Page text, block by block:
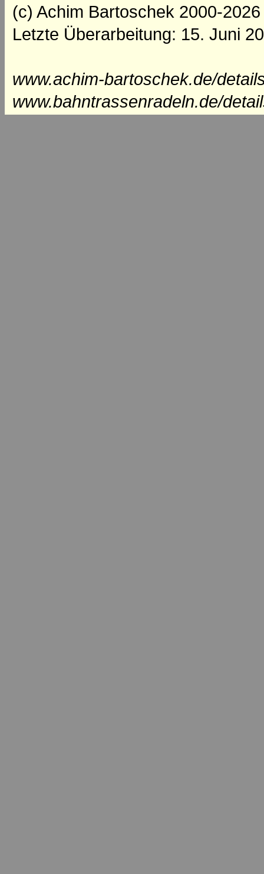
(c) Achim Bartoschek 2000-2026
Letzte Überarbeitung: 15. Juni
www.achim-bartoschek.de/
www.bahntrassenradeln.de/